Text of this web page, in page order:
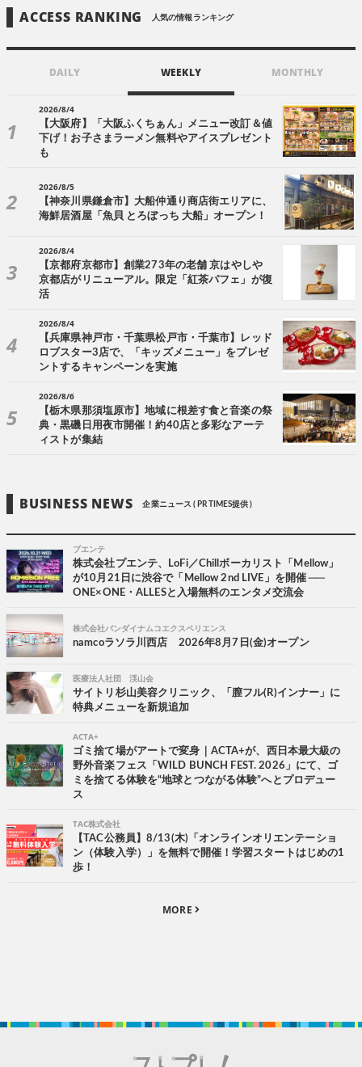
ACCESS RANKING 人気の情報ランキング
DAILY WEEKLY MONTHLY
2026/8/4
【大阪府】「大阪ふくちぁん」メニュー改訂＆値
下げ！お子さまラーメン無料やアイスプレゼント
も
2026/8/5
【神奈川県鎌倉市】大船仲通り商店街エリアに、
海鮮居酒屋「魚貝 とろぼっち 大船」オープン！
2026/8/4
【京都府京都市】創業273年の老舗 京はやしや
京都店がリニューアル。限定「紅茶パフェ」が復
活
2026/8/4
【兵庫県神戸市・千葉県松戸市・千葉市】レッド
ロブスター3店で、「キッズメニュー」をプレゼ
ントするキャンペーンを実施
2026/8/6
【栃木県那須塩原市】地域に根差す食と音楽の祭
典・黒磯日用夜市開催！約40店と多彩なアーテ
ィストが集結
BUSINESS NEWS 企業ニュース ( PR TIMES提供 )
プエンテ
株式会社プエンテ、LoFi／Chillボーカリスト「Mellow」
が10月21日に渋谷で「Mellow 2nd LIVE」を開催 ──
ONE×ONE・ALLESと入場無料のエンタメ交流会
株式会社バンダイナムコエクスペリエンス
namcoラソラ川西店 2026年8月7日(金)オープン
医療法人社団 渓山会
サイトリ杉山美容クリニック、「膣フル(R)インナー」に
特典メニューを新規追加
ACTA+
ゴミ捨て場がアートで変身｜ACTA+が、西日本最大級の
野外音楽フェス「WILD BUNCH FEST. 2026」にて、ゴ
ミを捨てる体験を“地球とつながる体験”へとプロデュー
ス
TAC株式会社
【TAC公務員】8/13(木)「オンラインオリエンテーショ
ン（体験入学）」を無料で開催！学習スタートはじめの1
歩！
MORE